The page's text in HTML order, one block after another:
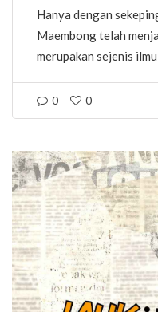
Hanya dengan
Maembong telah
merupakan sejenis
0 0